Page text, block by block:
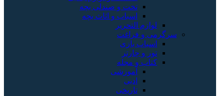
تخت و صندلی بچه
اسباب و اثاث بچه
لوازم التحریر
سرگرمی و فراغت
اسباب‌ بازی
تور و چارتر
کتاب و مجله
آموزشی
ادبی
تاریخی